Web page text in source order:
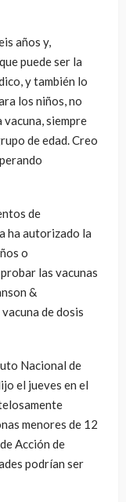
años y,
puede ser la
y también lo
los niños, no
vacuna, siempre
de edad. Creo
de
ha autorizado la
o
las vacunas
&
de dosis
Nacional de
el jueves en el
menores de 12
Acción de
podrían ser